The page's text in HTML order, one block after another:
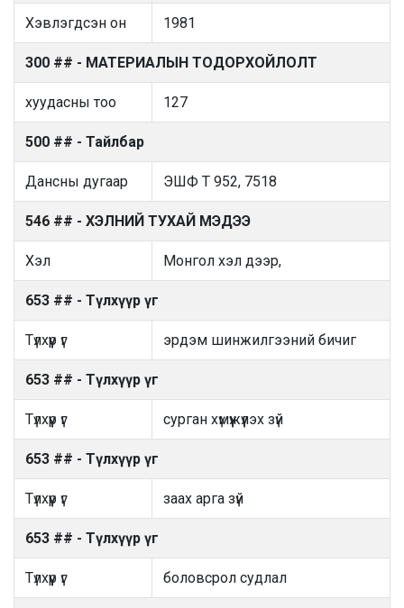
Хэвлэгдсэн он 1981
300 ## - МАТЕРИАЛЫН ТОДОРХОЙЛОЛТ
хуудасны тоо 127
500 ## - Тайлбар
Дансны дугаар ЭШФ Т 952, 7518
546 ## - ХЭЛНИЙ ТУХАЙ МЭДЭЭ
Хэл Монгол хэл дээр,
653 ## - Түлхүүр үг
Түлхүүр үг эрдэм шинжилгээний бичиг
653 ## - Түлхүүр үг
Түлхүүр үг сурган хүмүүжүүлэх зүй
653 ## - Түлхүүр үг
Түлхүүр үг заах арга зүй
653 ## - Түлхүүр үг
Түлхүүр үг боловсрол судлал